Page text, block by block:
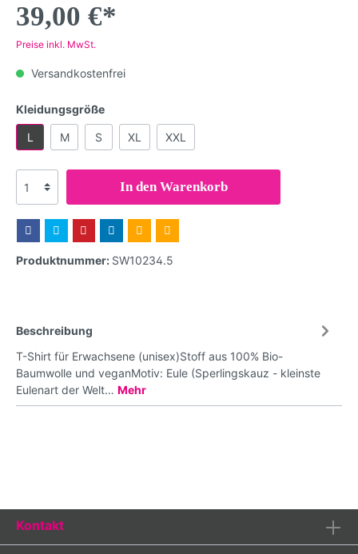
39,00 €*
Preise inkl. MwSt.
Versandkostenfrei
Kleidungsgröße
L M S XL XXL
In den Warenkorb
Produktnummer: SW10234.5
Beschreibung
T-Shirt für Erwachsene (unisex)Stoff aus 100% Bio-
Baumwolle und veganMotiv: Eule (Sperlingskauz - kleinste
Eulenart der Welt… Mehr
Kontakt